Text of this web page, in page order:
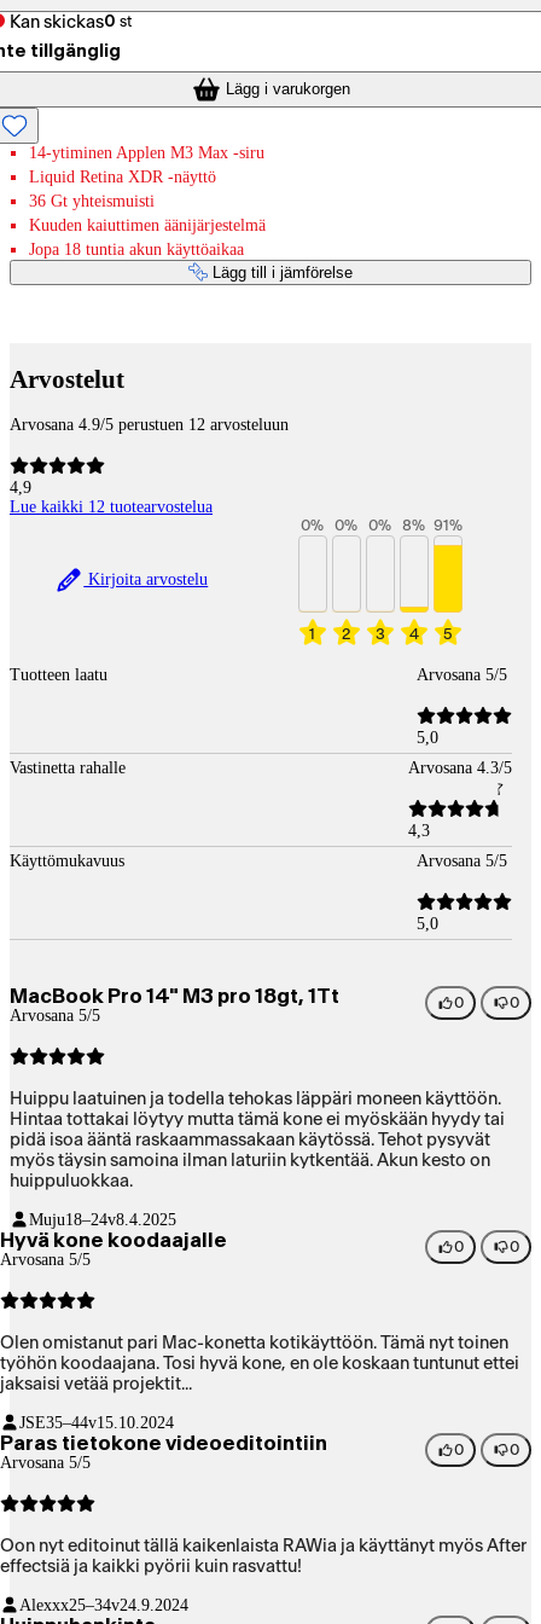
Kan skickas0 st
tillgänglig
Lägg i varukorgen
14-ytiminen Applen M3 Max -siru
Liquid Retina XDR ‐näyttö
36 Gt yhteismuisti
Kuuden kaiuttimen äänijärjestelmä
Jopa 18 tuntia akun käyttöaikaa
Lägg till i jämförelse
Arvostelut
Arvosana 4.9/5 perustuen 12 arvosteluun
4,9
Lue kaikki 12 tuotearvostelua
Kirjoita arvostelu
1
0%
2
0%
3
0%
4
8%
5
91%
Tuotteen laatu Arvosana 5/5
5,0
Vastinetta rahalle
Arvosana 4.3/5
4,3
Käyttömukavuus
Arvosana 5/5
5,0
MacBook Pro 14" M3 pro 18gt, 1Tt
Arvosana 5/5
0 0
Huippu laatuinen ja todella tehokas läppäri moneen käyttöön.
Hintaa tottakai löytyy mutta tämä kone ei myöskään hyydy tai
pidä isoa ääntä raskaammassakaan käytössä. Tehot pysyvät
myös täysin samoina ilman laturiin kytkentää. Akun kesto on
huippuluokkaa.
Muju18–24v8.4.2025
Hyvä kone koodaajalle
Arvosana 5/5
0 0
Olen omistanut pari Mac-konetta kotikäyttöön. Tämä nyt toinen
työhön koodaajana. Tosi hyvä kone, en ole koskaan tuntunut ettei
jaksaisi vetää projektit...
JSE35–44v15.10.2024
Paras tietokone videoeditointiin
Arvosana 5/5
0 0
Oon nyt editoinut tällä kaikenlaista RAWia ja käyttänyt myös After
effectsiä ja kaikki pyörii kuin rasvattu!
Alexxx25–34v24.9.2024